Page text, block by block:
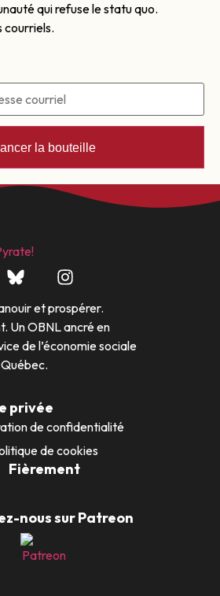
qui refuse le statu quo.
courriels.
et prospérer.
Un OBNL ancré en
de l’économie sociale
privée
de confidentialité
de cookies
Fièrement
nous sur Patreon